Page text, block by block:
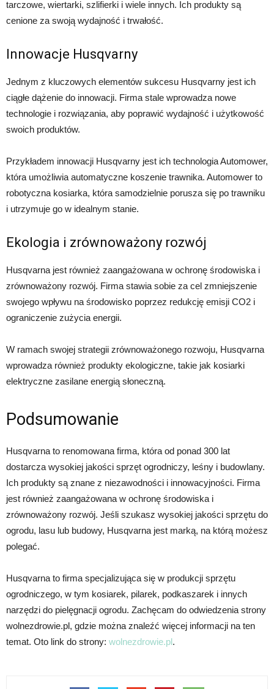
tarczowe, wiertarki, szlifierki i wiele innych. Ich produkty są
cenione za swoją wydajność i trwałość.
Innowacje Husqvarny
Jednym z kluczowych elementów sukcesu Husqvarny jest ich
ciągłe dążenie do innowacji. Firma stale wprowadza nowe
technologie i rozwiązania, aby poprawić wydajność i użytkowość
swoich produktów.
Przykładem innowacji Husqvarny jest ich technologia Automower,
która umożliwia automatyczne koszenie trawnika. Automower to
robotyczna kosiarka, która samodzielnie porusza się po trawniku
i utrzymuje go w idealnym stanie.
Ekologia i zrównoważony rozwój
Husqvarna jest również zaangażowana w ochronę środowiska i
zrównoważony rozwój. Firma stawia sobie za cel zmniejszenie
swojego wpływu na środowisko poprzez redukcję emisji CO2 i
ograniczenie zużycia energii.
W ramach swojej strategii zrównoważonego rozwoju, Husqvarna
wprowadza również produkty ekologiczne, takie jak kosiarki
elektryczne zasilane energią słoneczną.
Podsumowanie
Husqvarna to renomowana firma, która od ponad 300 lat
dostarcza wysokiej jakości sprzęt ogrodniczy, leśny i budowlany.
Ich produkty są znane z niezawodności i innowacyjności. Firma
jest również zaangażowana w ochronę środowiska i
zrównoważony rozwój. Jeśli szukasz wysokiej jakości sprzętu do
ogrodu, lasu lub budowy, Husqvarna jest marką, na którą możesz
polegać.
Husqvarna to firma specjalizująca się w produkcji sprzętu
ogrodniczego, w tym kosiarek, pilarek, podkaszarek i innych
narzędzi do pielęgnacji ogrodu. Zachęcam do odwiedzenia strony
wolnezdrowie.pl, gdzie można znaleźć więcej informacji na ten
temat. Oto link do strony: wolnezdrowie.pl.